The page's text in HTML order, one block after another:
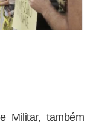
Militar, também